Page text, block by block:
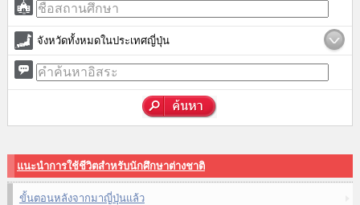
จังหวัดทั้งหมดในประเทศญี่ปุ่น
แนะนำการใช้ชีวิตสำหรับนักศึกษาต่างชาติ
ขั้นตอนหลังจากมาญี่ปุ่นแล้ว